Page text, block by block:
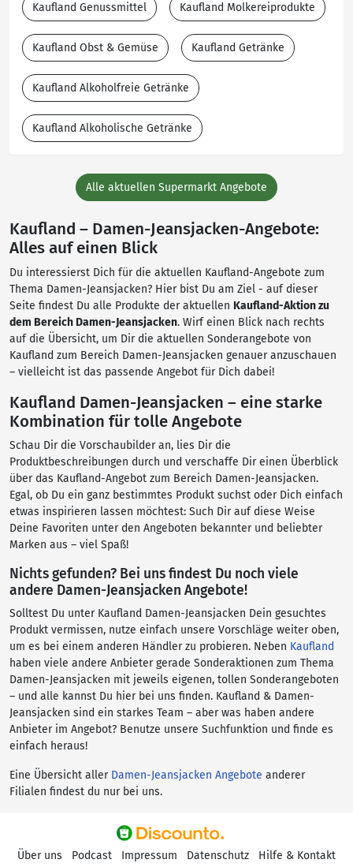
Kaufland Genussmittel Kaufland Molkereiprodukte
Kaufland Obst & Gemüse Kaufland Getränke
Kaufland Alkoholfreie Getränke
Kaufland Alkoholische Getränke
Alle aktuellen Supermarkt Angebote
Kaufland – Damen-Jeansjacken-Angebote:
Alles auf einen Blick
Du interessierst Dich für die aktuellen Kaufland-Angebote zum
Thema Damen-Jeansjacken? Hier bist Du am Ziel - auf dieser
Seite findest Du alle Produkte der aktuellen Kaufland-Aktion zu
dem Bereich Damen-Jeansjacken. Wirf einen Blick nach rechts
auf die Übersicht, um Dir die aktuellen Sonderangebote von
Kaufland zum Bereich Damen-Jeansjacken genauer anzuschauen
– vielleicht ist das passende Angebot für Dich dabei!
Kaufland Damen-Jeansjacken – eine starke
Kombination für tolle Angebote
Schau Dir die Vorschaubilder an, lies Dir die
Produktbeschreibungen durch und verschaffe Dir einen Überblick
über das Kaufland-Angebot zum Bereich Damen-Jeansjacken.
Egal, ob Du ein ganz bestimmtes Produkt suchst oder Dich einfach
etwas inspirieren lassen möchtest: Such Dir auf diese Weise
Deine Favoriten unter den Angeboten bekannter und beliebter
Marken aus – viel Spaß!
Nichts gefunden? Bei uns findest Du noch viele
andere Damen-Jeansjacken Angebote!
Solltest Du unter Kaufland Damen-Jeansjacken Dein gesuchtes
Produkt vermissen, nutze einfach unsere Vorschläge weiter oben,
um es bei einem anderen Händler zu probieren. Neben Kaufland
haben viele andere Anbieter gerade Sonderaktionen zum Thema
Damen-Jeansjacken mit jeweils eigenen, tollen Sonderangeboten
– und alle kannst Du hier bei uns finden. Kaufland & Damen-
Jeansjacken sind ein starkes Team – aber was haben andere
Anbieter im Angebot? Benutze unsere Suchfunktion und finde es
einfach heraus!
Eine Übersicht aller Damen-Jeansjacken Angebote anderer
Filialen findest du nur bei uns.
Über uns Podcast Impressum Datenschutz Hilfe & Kontakt